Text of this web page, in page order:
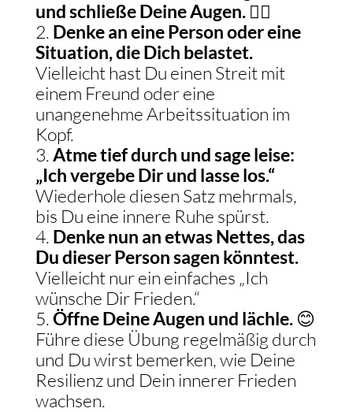
und schließe Deine Augen. 🧘‍♂️
Denke an eine Person oder eine
Situation, die Dich belastet.
Vielleicht hast Du einen Streit mit
einem Freund oder eine
unangenehme Arbeitssituation im
Kopf.
Atme tief durch und sage leise:
„Ich vergebe Dir und lasse los.“
Wiederhole diesen Satz mehrmals,
bis Du eine innere Ruhe spürst.
Denke nun an etwas Nettes, das
Du dieser Person sagen könntest.
Vielleicht nur ein einfaches „Ich
wünsche Dir Frieden.“
Öffne Deine Augen und lächle. 😊
Führe diese Übung regelmäßig durch
und Du wirst bemerken, wie Deine
Resilienz und Dein innerer Frieden
wachsen.